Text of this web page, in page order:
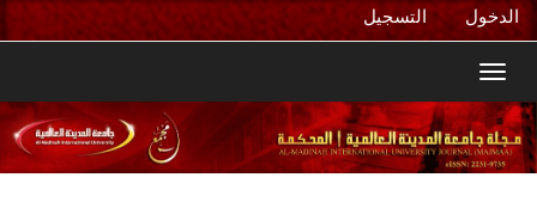
الرئيسي
الشريط
الجانبي
التسجيل الدخول